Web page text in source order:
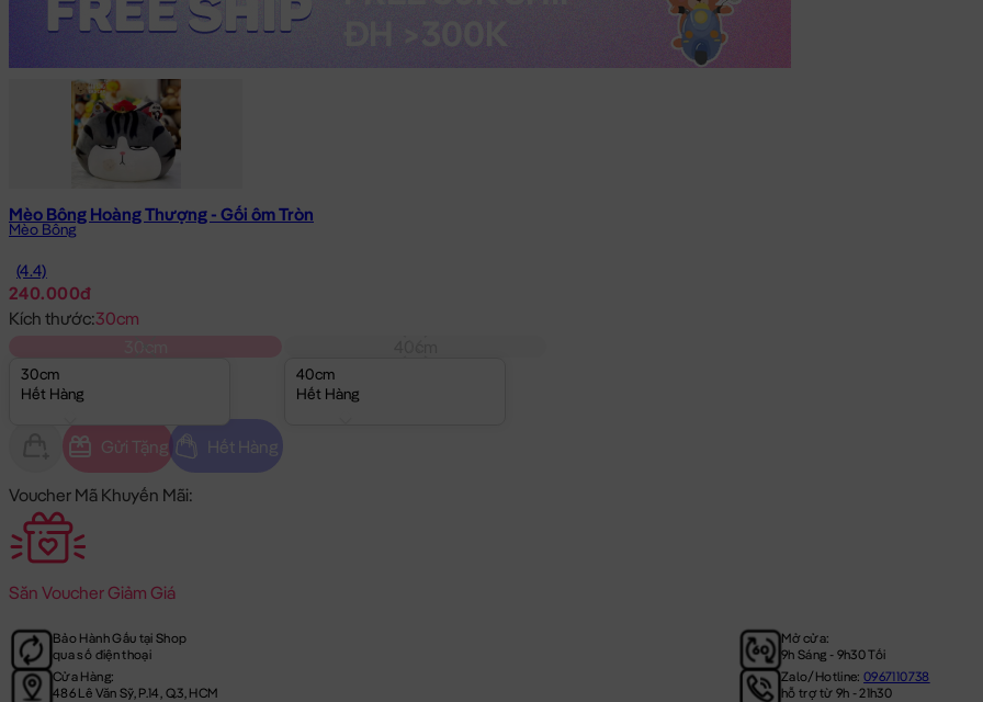
Mèo Bông Hoàng Thượng - Gối ôm Tròn
Mèo Bông
(4.4)
240.000đ
Kích thước:30cm
30cm
Hết Hàng
40cm
Hết Hàng
Gửi Tặng Hết Hàng
Voucher Mã Khuyến Mãi:
Săn Voucher Giảm Giá
Bảo Hành Gấu tại Shop
qua số điện thoại
Mở cửa:
9h Sáng - 9h30 Tối
Cửa Hàng:
486 Lê Văn Sỹ, P.14, Q.3, HCM
Zalo/Hotline:0967110738
hỗ trợ từ 9h - 21h30